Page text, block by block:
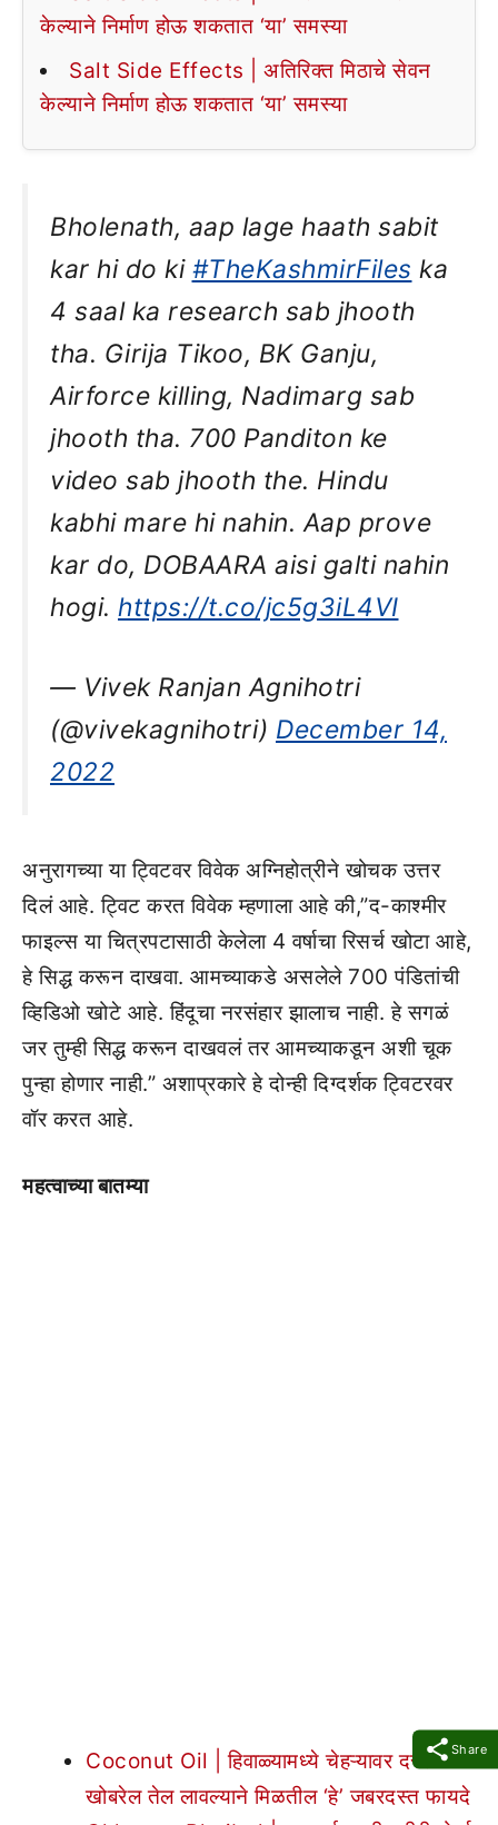
Share
केल्याने निर्माण होऊ शकतात ‘या’ समस्या
Salt Side Effects | अतिरिक्त मिठाचे सेवन
केल्याने निर्माण होऊ शकतात ‘या’ समस्या
Bholenath, aap lage haath sabit
kar hi do ki #TheKashmirFiles ka
4 saal ka research sab jhooth
tha. Girija Tikoo, BK Ganju,
Airforce killing, Nadimarg sab
jhooth tha. 700 Panditon ke
video sab jhooth the. Hindu
kabhi mare hi nahin. Aap prove
kar do, DOBAARA aisi galti nahin
hogi. https://t.co/jc5g3iL4VI
— Vivek Ranjan Agnihotri
(@vivekagnihotri) December 14,
2022
अनुरागच्या या ट्विटवर विवेक अग्निहोत्रीने खोचक उत्तर
दिलं आहे. ट्विट करत विवेक म्हणाला आहे की,”द-काश्मीर
फाइल्स या चित्रपटासाठी केलेला 4 वर्षाचा रिसर्च खोटा आहे,
हे सिद्ध करून दाखवा. आमच्याकडे असलेले 700 पंडितांची
व्हिडिओ खोटे आहे. हिंदूचा नरसंहार झालाच नाही. हे सगळं
जर तुम्ही सिद्ध करून दाखवलं तर आमच्याकडून अशी चूक
पुन्हा होणार नाही.” अशाप्रकारे हे दोन्ही दिग्दर्शक ट्विटरवर
वॉर करत आहे.
महत्वाच्या बातम्या
Coconut Oil | हिवाळ्यामध्ये चेहऱ्यावर दररोज
खोबरेल तेल लावल्याने मिळतील ‘हे’ जबरदस्त फायदे